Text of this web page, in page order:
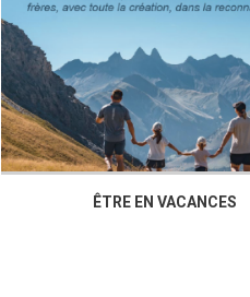
ÊTRE EN VACANCES